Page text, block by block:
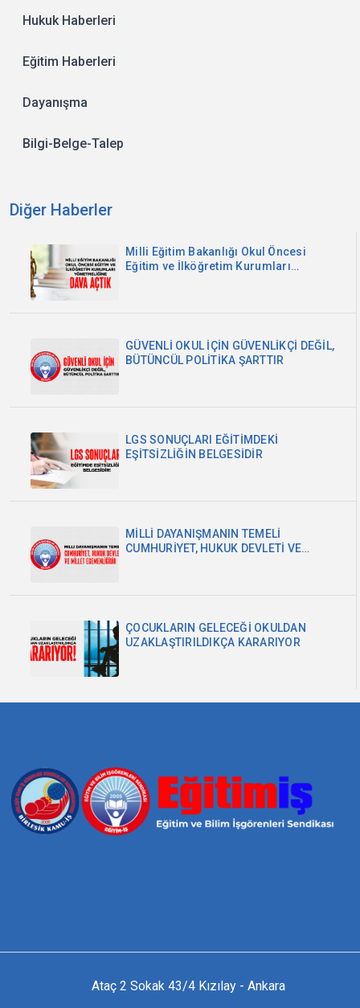
Hukuk Haberleri
Eğitim Haberleri
Dayanışma
Bilgi-Belge-Talep
Diğer Haberler
Milli Eğitim Bakanlığı Okul Öncesi
Eğitim ve İlköğretim Kurumları
GÜVENLİ OKUL İÇİN GÜVENLİKÇİ DEĞİL,
BÜTÜNCÜL POLİTİKA ŞARTTIR
LGS SONUÇLARI EĞİTİMDEKİ
EŞİTSİZLİĞİN BELGESİDİR
MİLLİ DAYANIŞMANIN TEMELİ
CUMHURİYET, HUKUK DEVLETİ VE
ÇOCUKLARIN GELECEĞİ OKULDAN
UZAKLAŞTIRILDIKÇA KARARIYOR
Ataç 2 Sokak 43/4 Kızılay - Ankara